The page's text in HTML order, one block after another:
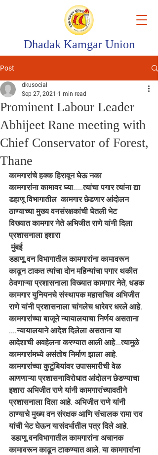
Dhadak Kamgar Union
Post
Prominent Labour Leader
Abhijeet Rane meeting with
Chief Conservator of Forest,
Thane
dkusocial
Sep 27, 2021 1 min read
कामगारांचे हक्क हिरावून घेऊ नका
कामगारांना कामावर घ्या.....त्यांचा पगार त्यांना द्या
डहाणू विभागातील  कामगार छेडणार आंदोलन
ठाण्याच्या मुख्य वनसंरक्षकांची घेतली भेट
विख्यात कामगार नेते अभिजीत राणे यांनी दिला
प्रशासनाला इशारा
मुंबई
डहाणू वन विभागातील कामगारांना कामावरून
काढून टाकत त्यांचा दोन महिन्यांचा पगार थकीत
ठेवणाऱ्या प्रशासनाला विख्यात कामगार नेते, धडक
कामगार युनियनचे संस्थापक महासचिव अभिजीत
राणे यांनी प्रशासनाला चांगलेच धारेवर धरले आहे.
कामगारांच्या बाजूने न्यायालयाचा निर्णय असताना
....न्यायालयाने आदेश दिलेला असताना या
आदेशाची अवहेलना करण्यात आली आहे...त्यामुळे
कामगारांमध्ये असंतोष निर्माण झाला आहे.
कामगारांच्या कुटुंबियांवर उपासमारीची वेळ
आणणाऱ्या प्रशासनाविरोधात आंदोलन छेडण्याचा
इशारा अभिजीत राणे यांनी कामगारांच्यावतीने
प्रशासनाला दिला आहे. अभिजीत राणे यांनी
ठाण्याचे मुख्य वन संरक्षक आणि संचालक रामा राव
यांची भेट घेऊन यासंदर्भातील पत्र दिले आहे.
डहाणू वनविभागातील कामगारांना अचानक
कामावरून काढून टाकण्यात आले. या कामगारांना